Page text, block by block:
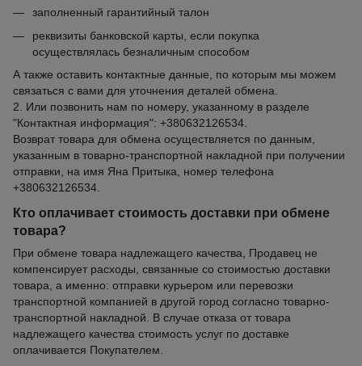
заполненный гарантийный талон
реквизиты банковской карты, если покупка
осуществлялась безналичным способом
А также оставить контактные данные, по которым мы можем
связаться с вами для уточнения деталей обмена.
2. Или позвонить нам по номеру, указанному в разделе
"Контактная информация": +380632126534.
Возврат товара для обмена осуществляется по данным,
указанным в товарно-транспортной накладной при получении
отправки, на имя Яна Притыка, номер телефона
+380632126534.
Кто оплачивает стоимость доставки при обмене
товара?
При обмене товара надлежащего качества, Продавец не
компенсирует расходы, связанные со стоимостью доставки
товара, а именно: отправки курьером или перевозки
транспортной компанией в другой город согласно товарно-
транспортной накладной. В случае отказа от товара
надлежащего качества стоимость услуг по доставке
оплачивается Покупателем.